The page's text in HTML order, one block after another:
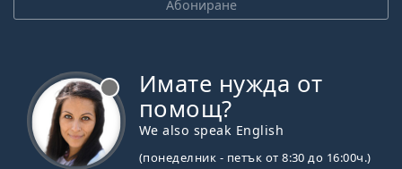
Абониране
Имате нужда от
помощ?
We also speak English
(понеделник - петък от 8:30 до 16:00ч.)